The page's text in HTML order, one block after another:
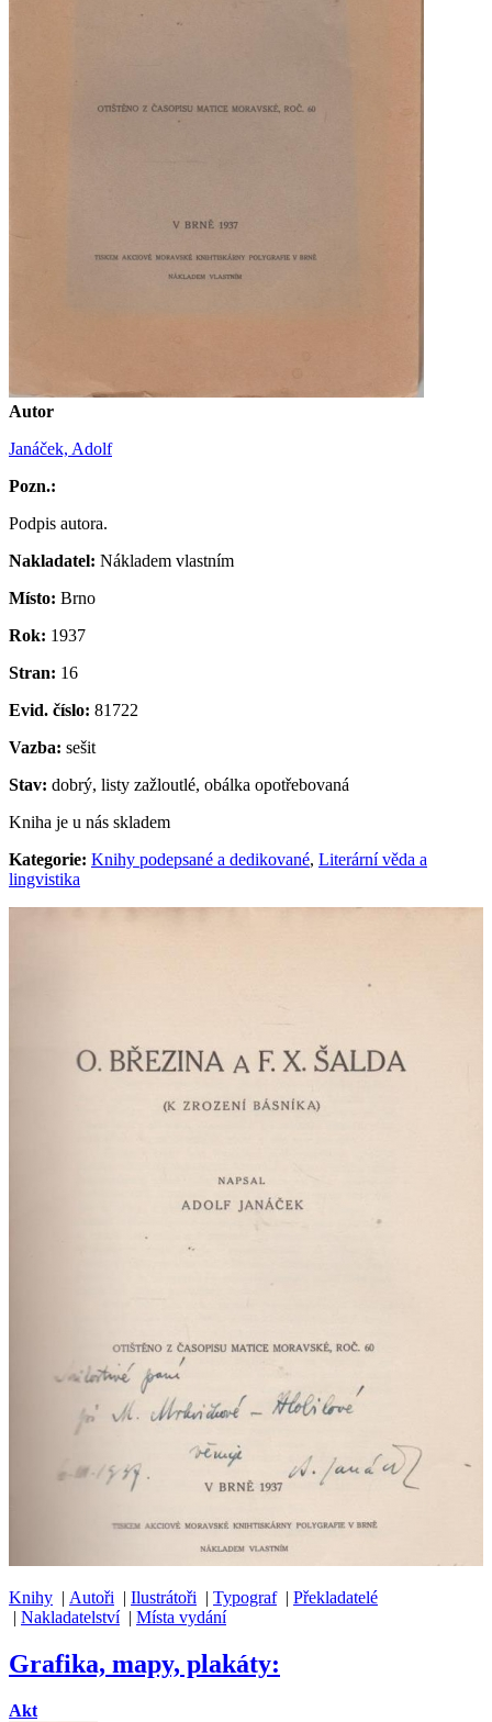
Autor
Janáček, Adolf
Pozn.:
Podpis autora.
Nakladatel: Nákladem vlastním
Místo: Brno
Rok: 1937
Stran: 16
Evid. číslo: 81722
Vazba: sešit
Stav: dobrý, listy zažloutlé, obálka opotřebovaná
Kniha je u nás skladem
Kategorie: Knihy podepsané a dedikované, Literární věda a
lingvistika
Knihy | Autoři | Ilustrátoři | Typograf| Překladatelé
| Nakladatelství| Místa vydání
Grafika, mapy, plakáty:
Akt